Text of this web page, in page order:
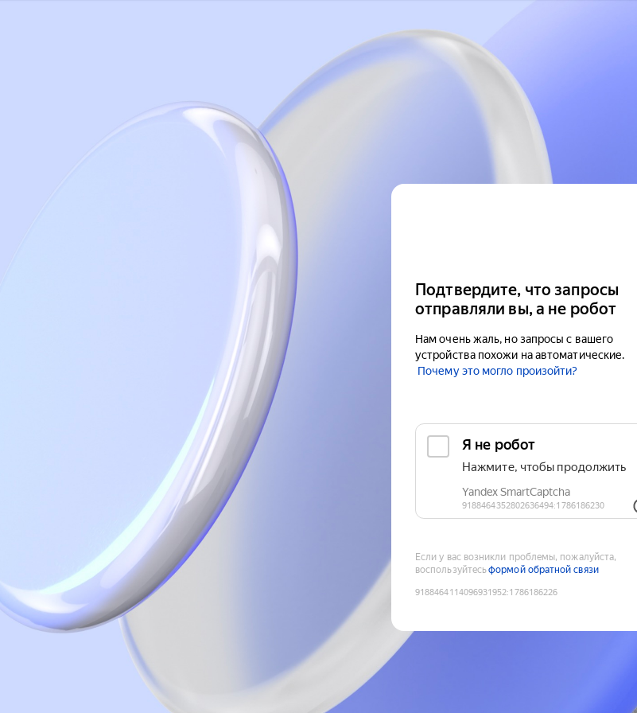
Подтвердите, что запросы
отправляли вы, а не робот
Нам очень жаль, но запросы с вашего
устройства похожи на автоматические.
Почему это могло произойти?
Если у вас возникли проблемы, пожалуйста,
воспользуйтесьформой обратной связи
9188464114096931952:1786186226